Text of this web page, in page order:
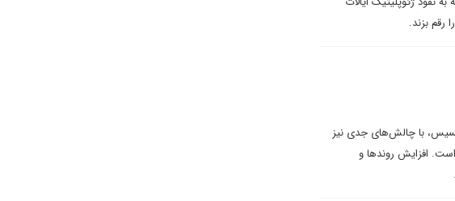
بزند.
با چالش‌های جدی نیز
افزایش روندها و